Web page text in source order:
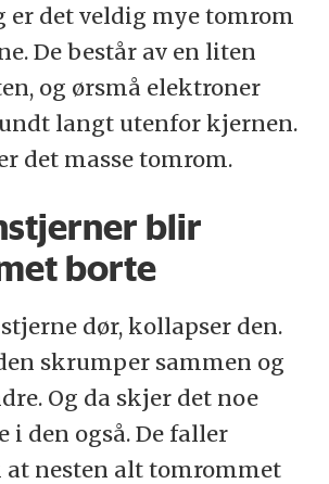
er det veldig mye tomrom
De består av en liten
og ørsmå elektroner
langt utenfor kjernen.
det masse tomrom.
blir
borte
dør, kollapser den.
skrumper sammen og
Og da skjer det noe
i den også. De faller
nesten alt tomrommet